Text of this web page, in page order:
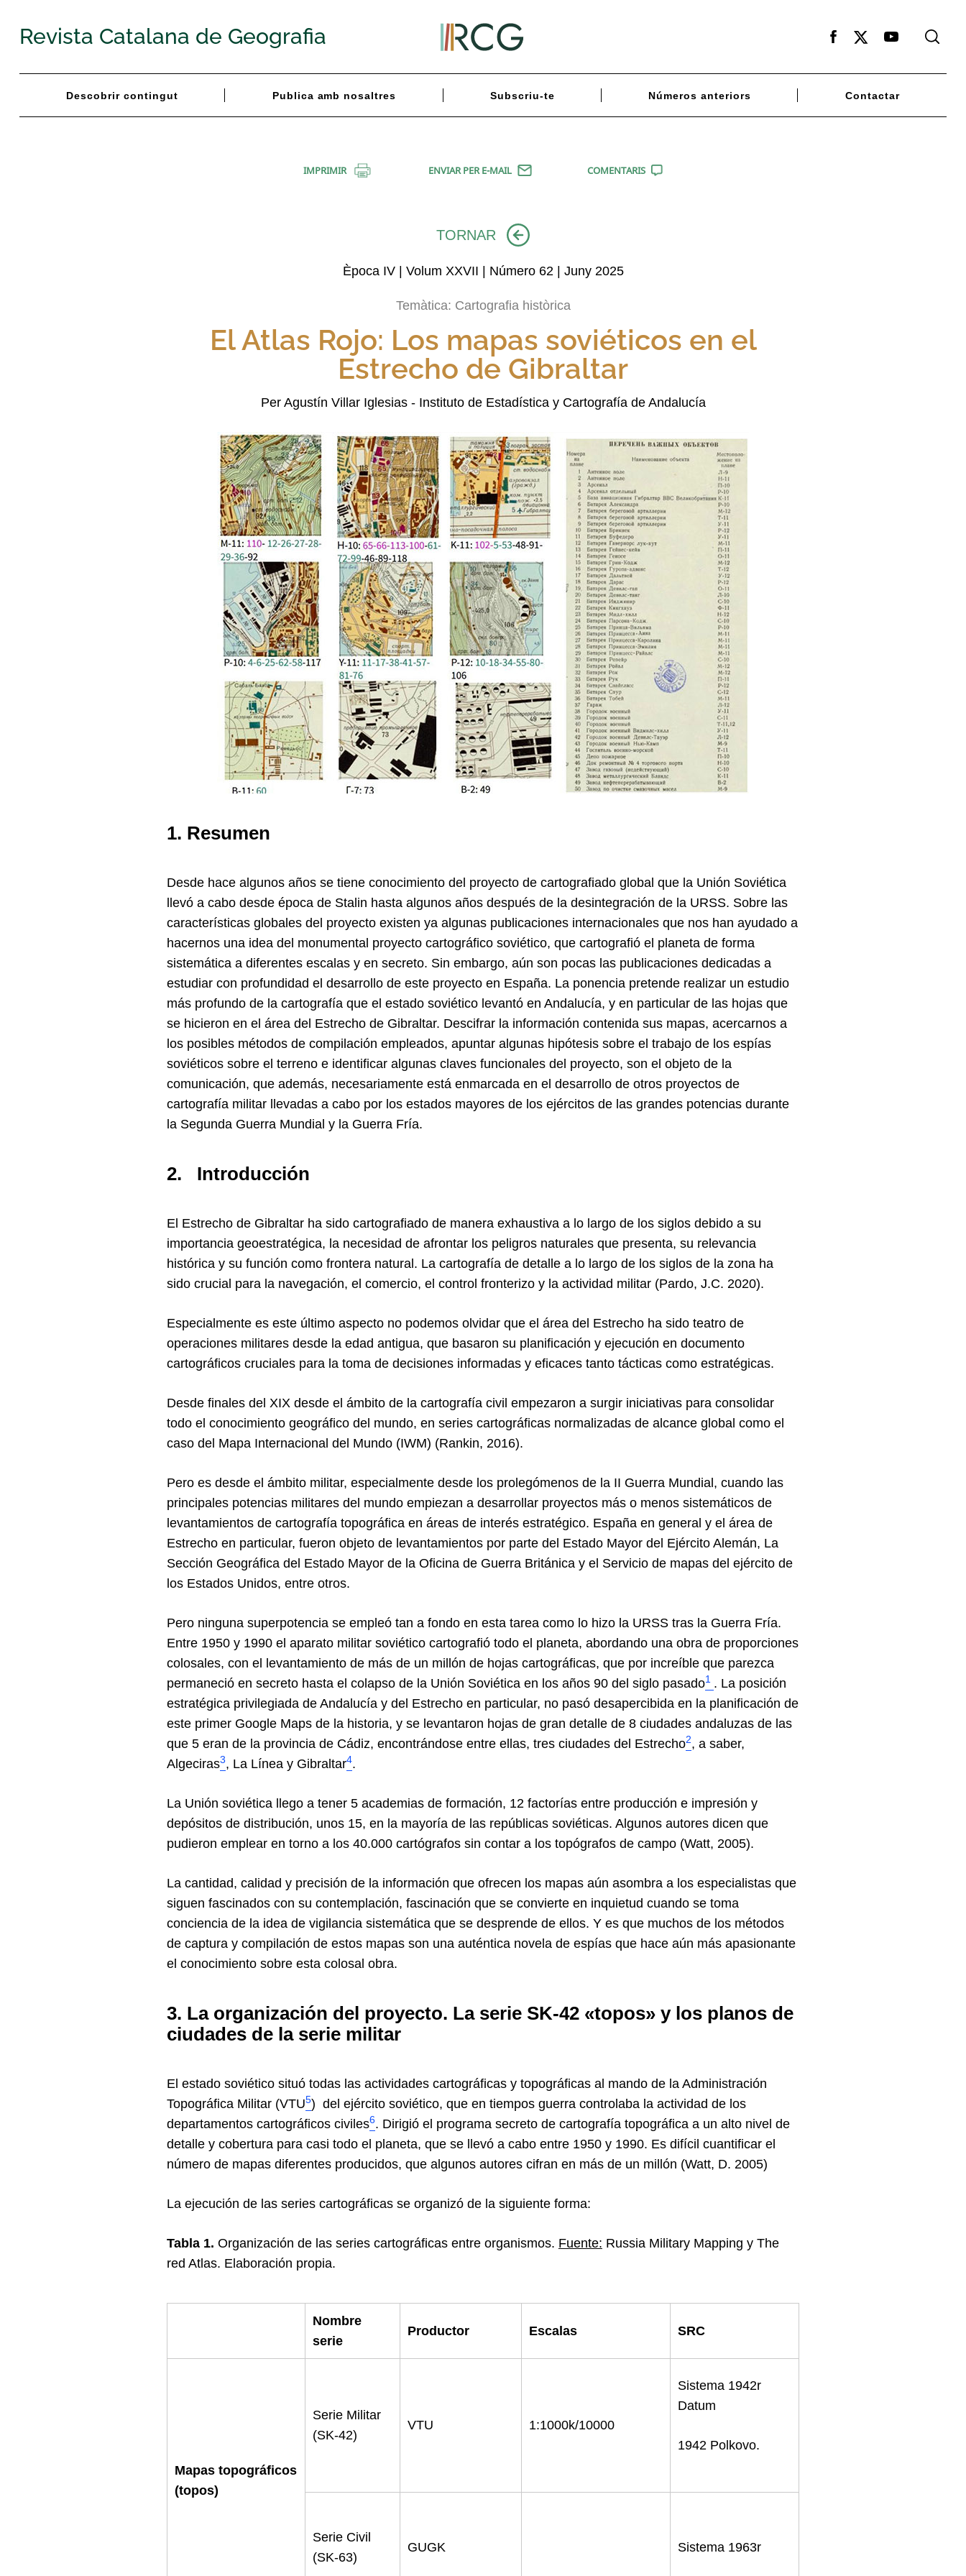
Revista Catalana de Geografia Facebook
X Youtube
Descobrir contingut Publica amb nosaltres Subscriu-te Números anteriors Contactar
IMPRIMIR ENVIAR PER E-MAIL COMENTARIS
TORNAR
Època IV | Volum XXVII | Número 62 | Juny 2025
Temàtica: Cartografia històrica
El Atlas Rojo: Los mapas soviéticos en el
Estrecho de Gibraltar
Per Agustín Villar Iglesias - Instituto de Estadística y Cartografía de Andalucía
1. Resumen
Desde hace algunos años se tiene conocimiento del proyecto de cartografiado global que la Unión Soviética
llevó a cabo desde época de Stalin hasta algunos años después de la desintegración de la URSS. Sobre las
características globales del proyecto existen ya algunas publicaciones internacionales que nos han ayudado a
hacernos una idea del monumental proyecto cartográfico soviético, que cartografió el planeta de forma
sistemática a diferentes escalas y en secreto. Sin embargo, aún son pocas las publicaciones dedicadas a
estudiar con profundidad el desarrollo de este proyecto en España. La ponencia pretende realizar un estudio
más profundo de la cartografía que el estado soviético levantó en Andalucía, y en particular de las hojas que
se hicieron en el área del Estrecho de Gibraltar. Descifrar la información contenida sus mapas, acercarnos a
los posibles métodos de compilación empleados, apuntar algunas hipótesis sobre el trabajo de los espías
soviéticos sobre el terreno e identificar algunas claves funcionales del proyecto, son el objeto de la
comunicación, que además, necesariamente está enmarcada en el desarrollo de otros proyectos de
cartografía militar llevadas a cabo por los estados mayores de los ejércitos de las grandes potencias durante
la Segunda Guerra Mundial y la Guerra Fría.
2. Introducción
El Estrecho de Gibraltar ha sido cartografiado de manera exhaustiva a lo largo de los siglos debido a su
importancia geoestratégica, la necesidad de afrontar los peligros naturales que presenta, su relevancia
histórica y su función como frontera natural. La cartografía de detalle a lo largo de los siglos de la zona ha
sido crucial para la navegación, el comercio, el control fronterizo y la actividad militar (Pardo, J.C. 2020).
Especialmente es este último aspecto no podemos olvidar que el área del Estrecho ha sido teatro de
operaciones militares desde la edad antigua, que basaron su planificación y ejecución en documento
cartográficos cruciales para la toma de decisiones informadas y eficaces tanto tácticas como estratégicas.
Desde finales del XIX desde el ámbito de la cartografía civil empezaron a surgir iniciativas para consolidar
todo el conocimiento geográfico del mundo, en series cartográficas normalizadas de alcance global como el
caso del Mapa Internacional del Mundo (IWM) (Rankin, 2016).
Pero es desde el ámbito militar, especialmente desde los prolegómenos de la II Guerra Mundial, cuando las
principales potencias militares del mundo empiezan a desarrollar proyectos más o menos sistemáticos de
levantamientos de cartografía topográfica en áreas de interés estratégico. España en general y el área de
Estrecho en particular, fueron objeto de levantamientos por parte del Estado Mayor del Ejército Alemán, La
Sección Geográfica del Estado Mayor de la Oficina de Guerra Británica y el Servicio de mapas del ejército de
los Estados Unidos, entre otros.
Pero ninguna superpotencia se empleó tan a fondo en esta tarea como lo hizo la URSS tras la Guerra Fría.
Entre 1950 y 1990 el aparato militar soviético cartografió todo el planeta, abordando una obra de proporciones
colosales, con el levantamiento de más de un millón de hojas cartográficas, que por increíble que parezca
permaneció en secreto hasta el colapso de la Unión Soviética en los años 90 del siglo pasado1 . La posición
estratégica privilegiada de Andalucía y del Estrecho en particular, no pasó desapercibida en la planificación de
este primer Google Maps de la historia, y se levantaron hojas de gran detalle de 8 ciudades andaluzas de las
que 5 eran de la provincia de Cádiz, encontrándose entre ellas, tres ciudades del Estrecho2, a saber,
Algeciras3, La Línea y Gibraltar4.
La Unión soviética llego a tener 5 academias de formación, 12 factorías entre producción e impresión y
depósitos de distribución, unos 15, en la mayoría de las repúblicas soviéticas. Algunos autores dicen que
pudieron emplear en torno a los 40.000 cartógrafos sin contar a los topógrafos de campo (Watt, 2005).
La cantidad, calidad y precisión de la información que ofrecen los mapas aún asombra a los especialistas que
siguen fascinados con su contemplación, fascinación que se convierte en inquietud cuando se toma
conciencia de la idea de vigilancia sistemática que se desprende de ellos. Y es que muchos de los métodos
de captura y compilación de estos mapas son una auténtica novela de espías que hace aún más apasionante
el conocimiento sobre esta colosal obra.
3. La organización del proyecto. La serie SK-42 «topos» y los planos de
ciudades de la serie militar
El estado soviético situó todas las actividades cartográficas y topográficas al mando de la Administración
Topográfica Militar (VTU5) del ejército soviético, que en tiempos guerra controlaba la actividad de los
departamentos cartográficos civiles6. Dirigió el programa secreto de cartografía topográfica a un alto nivel de
detalle y cobertura para casi todo el planeta, que se llevó a cabo entre 1950 y 1990. Es difícil cuantificar el
número de mapas diferentes producidos, que algunos autores cifran en más de un millón (Watt, D. 2005)
La ejecución de las series cartográficas se organizó de la siguiente forma:
Tabla 1. Organización de las series cartográficas entre organismos. Fuente: Russia Military Mapping y The
red Atlas. Elaboración propia.
Nombre
serie
Productor Escalas SRC
Mapas topográficos
(topos)
Serie Militar
(SK-42)
VTU 1:1000k/10000
Sistema 1942r
Datum
1942 Polkovo.
Serie Civil
(SK-63)
GUGK Sistema 1963r